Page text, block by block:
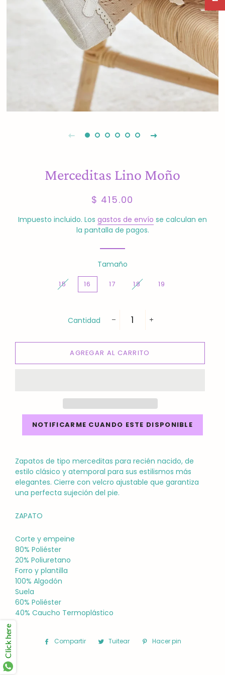
Merceditas Lino Moño
Precio
Precio
venta
$ 415.00
Impuesto incluido. Los gastos de envío se calculan en
la pantalla de pagos.
Tamaño
15 16 17 18 19
Cantidad
AGREGAR AL CARRITO
NOTIFICARME CUANDO ESTE DISPONIBLE
Zapatos de tipo merceditas para recién nacido, de
estilo clásico y atemporal para sus estilismos más
elegantes. Cierre con velcro ajustable que garantiza
una perfecta sujeción del pie.
ZAPATO
Corte y empeine
80% Poliéster
20% Poliuretano
Forro y plantilla
100% Algodón
Suela
60% Poliéster
40% Caucho Termoplástico
Compartir
Compartir
Tuitear
TuitearHacer pin
Click here